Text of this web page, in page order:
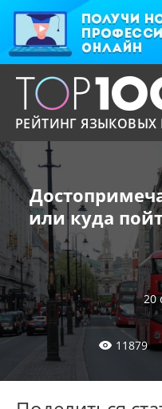
РЕЙТИНГ
или куда
20
11879